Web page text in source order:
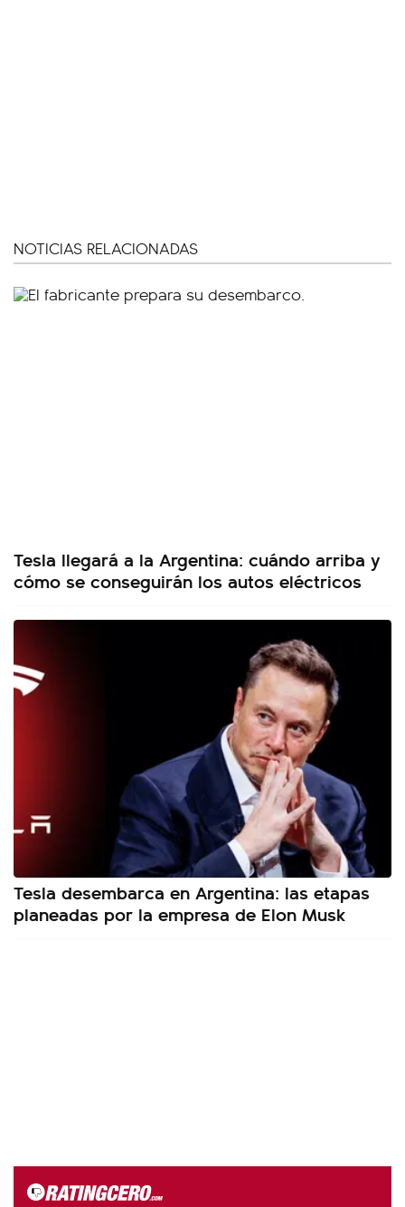
NOTICIAS RELACIONADAS
Tesla llegará a la Argentina: cuándo arriba y
cómo se conseguirán los autos eléctricos
Tesla desembarca en Argentina: las etapas
planeadas por la empresa de Elon Musk